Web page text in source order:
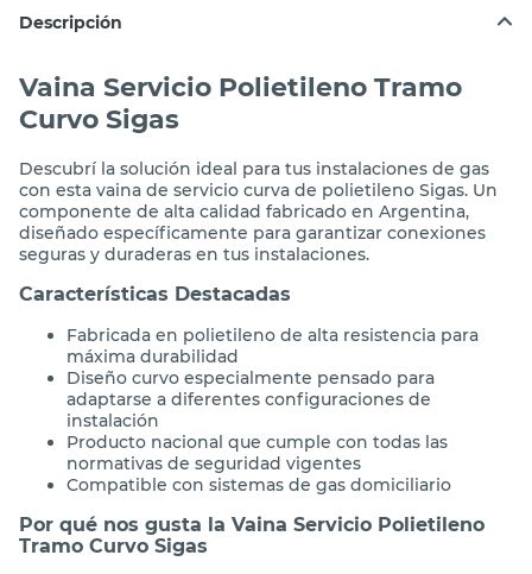
Descripción
Vaina Servicio Polietileno Tramo
Curvo Sigas
Descubrí la solución ideal para tus instalaciones de gas
con esta vaina de servicio curva de polietileno Sigas. Un
componente de alta calidad fabricado en Argentina,
diseñado específicamente para garantizar conexiones
seguras y duraderas en tus instalaciones.
Características Destacadas
Fabricada en polietileno de alta resistencia para
máxima durabilidad
Diseño curvo especialmente pensado para
adaptarse a diferentes configuraciones de
instalación
Producto nacional que cumple con todas las
normativas de seguridad vigentes
Compatible con sistemas de gas domiciliario
Por qué nos gusta la Vaina Servicio Polietileno
Tramo Curvo Sigas